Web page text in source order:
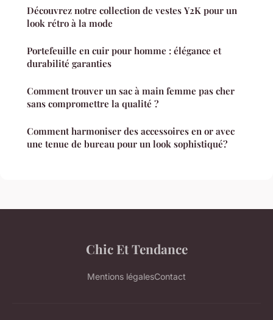
Découvrez notre collection de vestes Y2K pour un
look rétro à la mode
Portefeuille en cuir pour homme : élégance et
durabilité garanties
Comment trouver un sac à main femme pas cher
sans compromettre la qualité ?
Comment harmoniser des accessoires en or avec
une tenue de bureau pour un look sophistiqué?
Chic Et Tendance
Mentions légalesContact